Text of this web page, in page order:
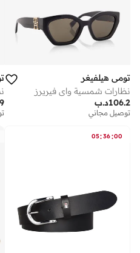
تومي هيلفيغر
نظارات شمسية واي فيريرز
د.ب106.2
توصيل مجاني
05:36:00